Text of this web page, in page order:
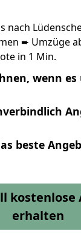
nach
➨ Umzüge
in 1 Min.
wenn
beste
kostenlose
erhalten